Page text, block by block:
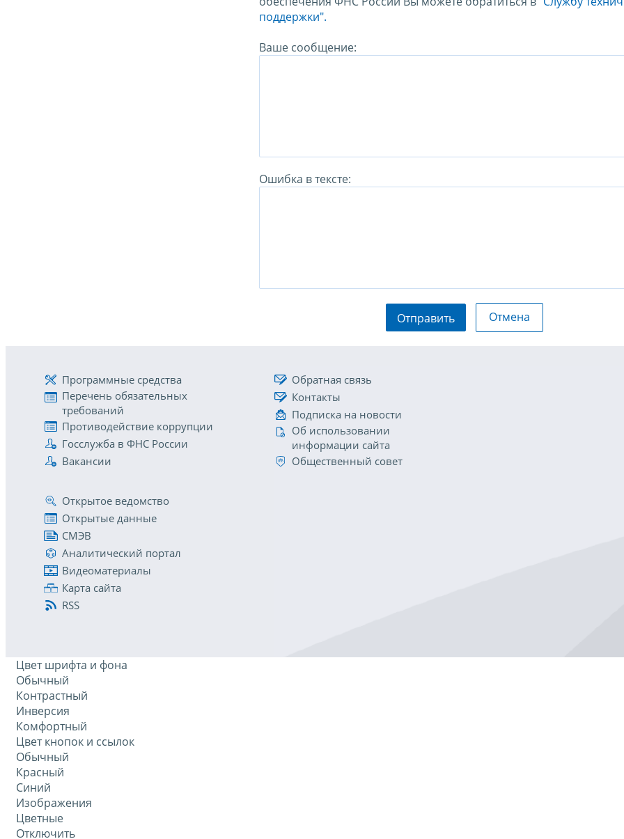
поддержки".
Ваше сообщение:
Ошибка в тексте:
Отправить Отмена
Программные средства
Перечень обязательных
требований
Противодействие коррупции
Госслужба в ФНС России
Вакансии
Обратная связь
Контакты
Подписка на новости
Об использовании
информации сайта
Общественный совет
Открытое ведомство
Открытые данные
СМЭВ
Аналитический портал
Видеоматериалы
Карта сайта
RSS
Цвет шрифта и фона
Обычный
Контрастный
Инверсия
Комфортный
Цвет кнопок и ссылок
Обычный
Красный
Синий
Изображения
Цветные
Отключить